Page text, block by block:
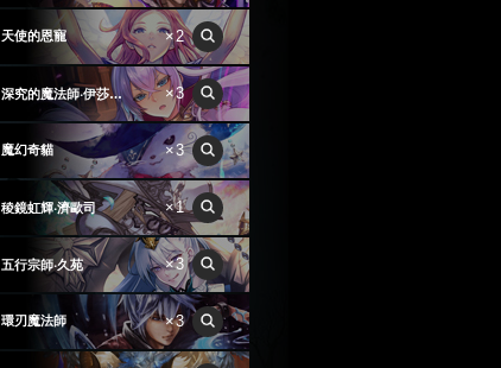
天使的恩寵 ×2
深究的魔法師‧伊莎貝爾 ×3
魔幻奇貓 ×3
稜鏡虹輝‧濟歐司 ×1
五行宗師‧久苑 ×3
環刃魔法師 ×3